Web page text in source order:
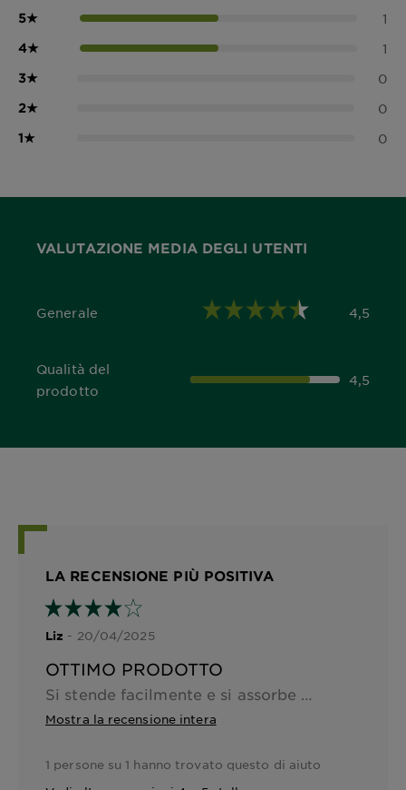
5★ 1
4★ 1
3★ 0
2★ 0
1★ 0
VALUTAZIONE MEDIA DEGLI UTENTI
Generale
4,5 out of 5 stars 4,5
Qualità del
prodotto
4,5 out of 5 stars 4,5
LA RECENSIONE PIÙ POSITIVA
Liz - 20/04/2025
OTTIMO PRODOTTO
Si stende facilmente e si assorbe subito.. dopo 4 giorni ho la pelle che sembra veramente abbronzata… inoltre non macchia e non ha odore sgradevole
Mostra la recensione intera
1 persone su 1 hanno trovato questo di aiuto